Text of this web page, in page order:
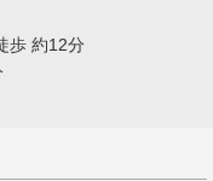
歩 約12分